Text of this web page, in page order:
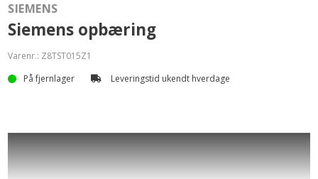
SIEMENS
Siemens opbæring
Varenr.: Z8TST015Z1
På fjernlager
Leveringstid ukendt hverdage
Gebyr for opbæring af Siemens hvidevarer